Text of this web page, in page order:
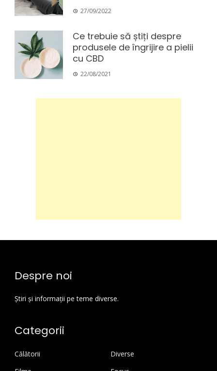
27/09/2022
Ce trebuie să știți despre
produsele de îngrijire a pielii
cu CBD
22/08/2021
Despre noi
Știri și informații pe teme diverse.
Categorii
Călătorii
Diverse